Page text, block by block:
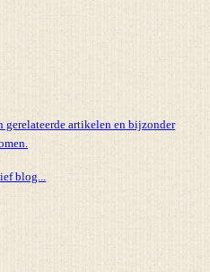
gerelateerde artikelen en bijzonder
blog...